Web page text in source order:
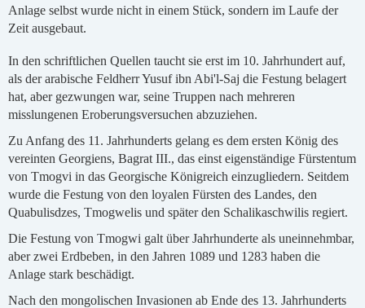
Anlage selbst wurde nicht in einem Stück, sondern im Laufe der
Zeit ausgebaut.
In den schriftlichen Quellen taucht sie erst im 10. Jahrhundert auf,
als der arabische Feldherr Yusuf ibn Abi'l-Saj die Festung belagert
hat, aber gezwungen war, seine Truppen nach mehreren
misslungenen Eroberungsversuchen abzuziehen.
Zu Anfang des 11. Jahrhunderts gelang es dem ersten König des
vereinten Georgiens, Bagrat III., das einst eigenständige Fürstentum
von Tmogvi in das Georgische Königreich einzugliedern. Seitdem
wurde die Festung von den loyalen Fürsten des Landes, den
Quabulisdzes, Tmogwelis und später den Schalikaschwilis regiert.
Die Festung von Tmogwi galt über Jahrhunderte als uneinnehmbar,
aber zwei Erdbeben, in den Jahren 1089 und 1283 haben die
Anlage stark beschädigt.
Nach den mongolischen Invasionen ab Ende des 13. Jahrhunderts